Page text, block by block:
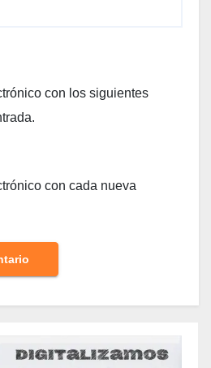
con los siguientes
con cada nueva